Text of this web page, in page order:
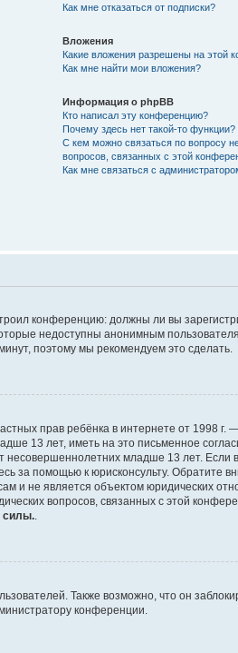
Как мне отказаться от подписки?
Вложения
Какие вложения разрешены на этой
Как мне найти мои вложения?
Информация о phpBB
Кто написал эту конференцию?
Почему здесь нет такой-то функции?
С кем можно связаться по вопросу
вопросов, связанных с этой
Как мне связаться с
конференцию: должны ли вы
недоступны анонимным
поэтому мы рекомендуем это сделать.
прав ребёнка в интернете от 1998
13 лет, иметь на это письменное
младше 13 лет. Если
за помощью к юрисконсульту. Обратите
и не является объектом юридических
вопросов, связанных с этой
силы..
Также возможно, что он
конференции.